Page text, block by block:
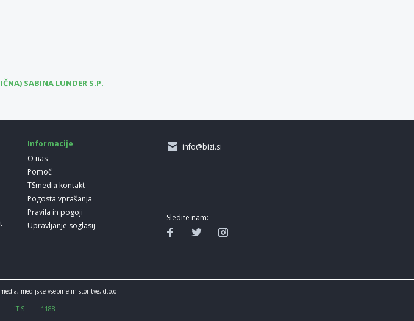
SABINA LUNDER S.P.
Informacije
O nas
Pomoč
TSmedia kontakt
Pogosta vprašanja
Pravila in pogoji
Upravljanje soglasij
info@bizi.si
Sledite nam:
medijske vsebine in storitve, d.o.o
iTIS 1188